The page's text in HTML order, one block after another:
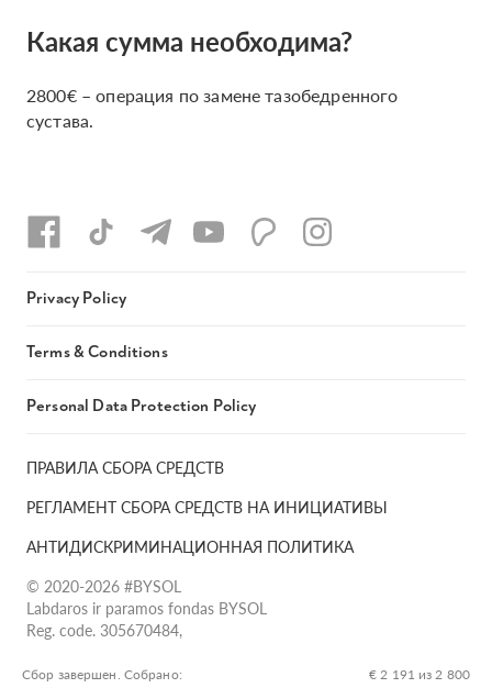
Какая сумма необходима?
2800€ – операция по замене тазобедренного
сустава.
Сбор завершен. Собрано: € 2 191 из 2 800
ПРАВИЛА СБОРА СРЕДСТВ
РЕГЛАМЕНТ СБОРА СРЕДСТВ НА ИНИЦИАТИВЫ
АНТИДИСКРИМИНАЦИОННАЯ ПОЛИТИКА
© 2020-2026 #BYSOL
Labdaros ir paramos fondas BYSOL
Reg. code. 305670484,
g.17-1, LT-13253
Privacy Policy
Terms & Conditions
Personal Data Protection Policy